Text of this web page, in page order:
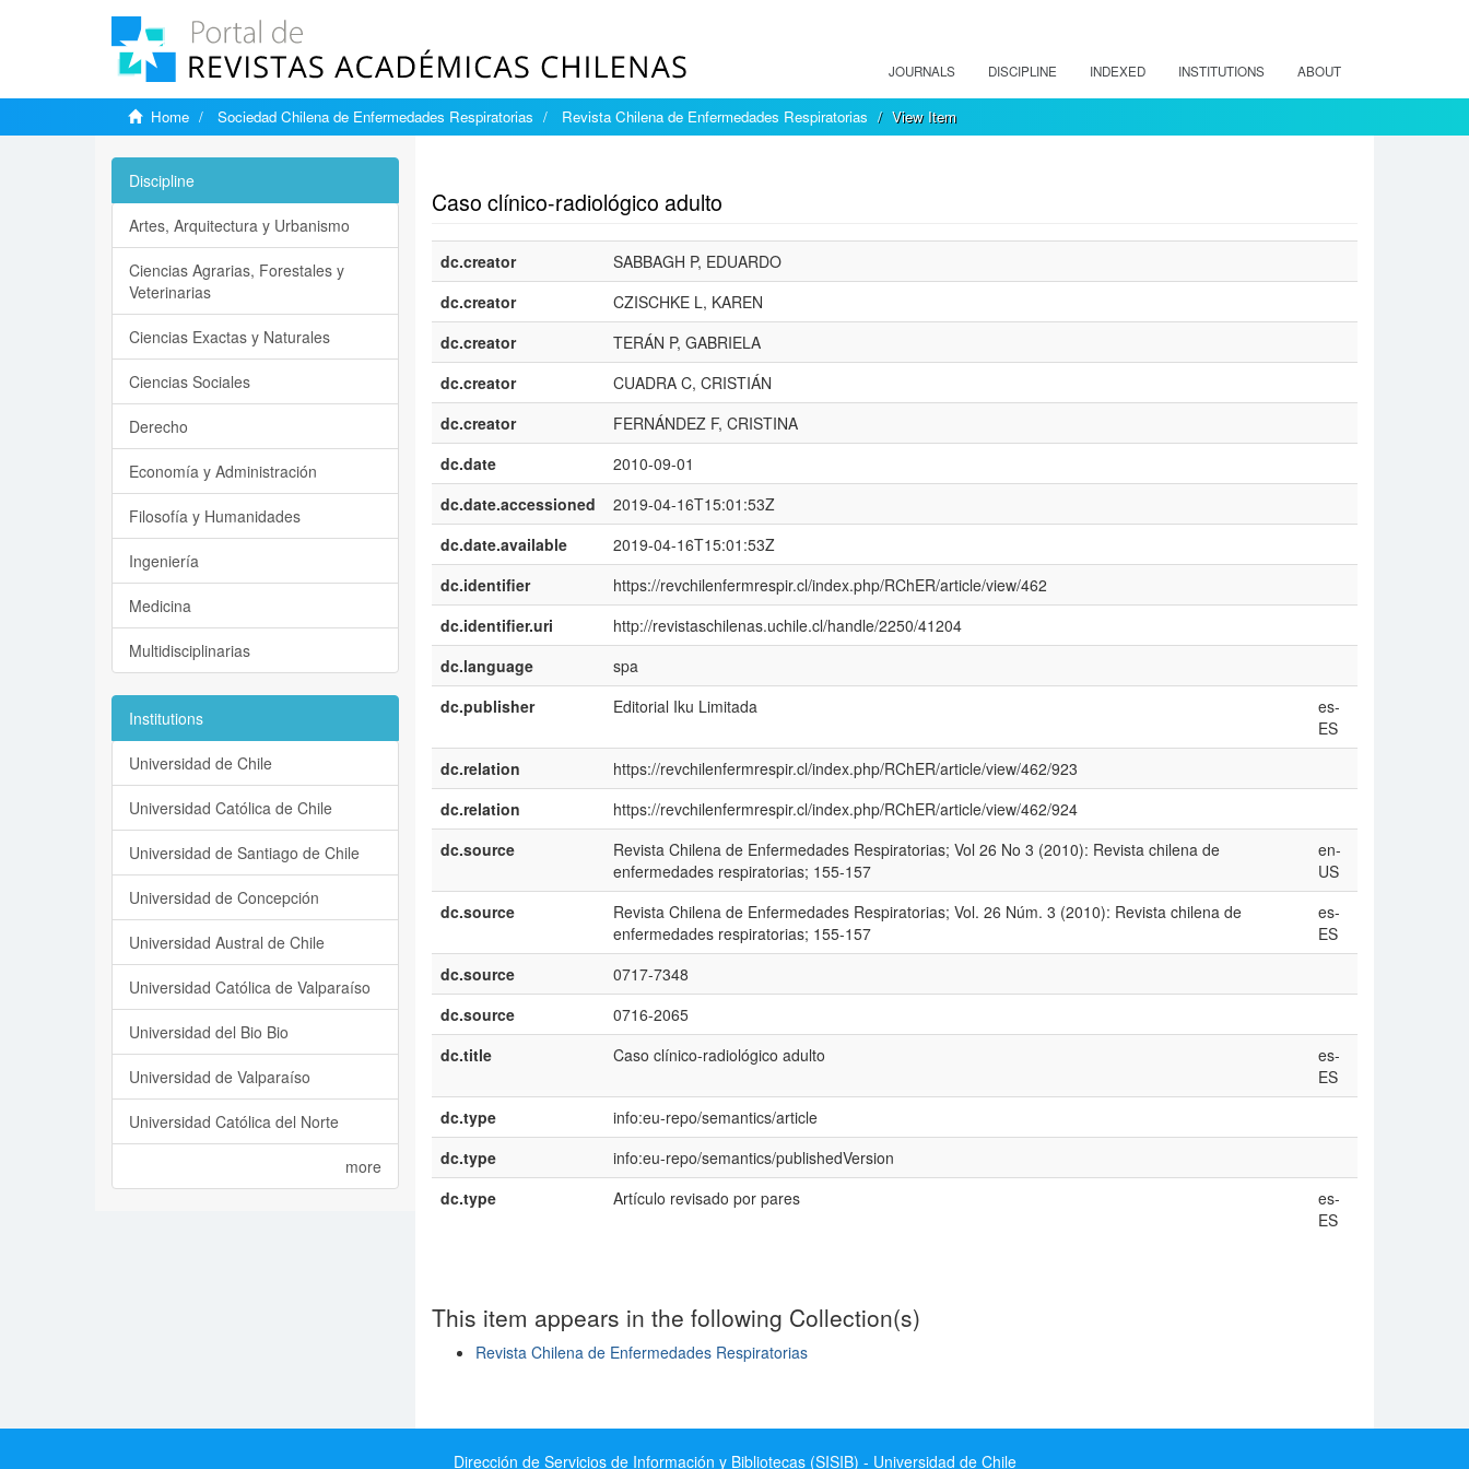
JOURNALS DISCIPLINE INDEXED INSTITUTIONS ABOUT
Home Sociedad Chilena de Enfermedades Respiratorias Revista Chilena de Enfermedades Respiratorias View Item
Caso clínico-radiológico adulto
dc.creator
SABBAGH P, EDUARDO
dc.creator
CZISCHKE L, KAREN
dc.creator
TERÁN P, GABRIELA
dc.creator
CUADRA C, CRISTIÁN
dc.creator
FERNÁNDEZ F, CRISTINA
dc.date
2010-09-01
dc.date.accessioned
2019-04-16T15:01:53Z
dc.date.available
2019-04-16T15:01:53Z
dc.identifier
https://revchilenfermrespir.cl/index.php/RChER/article/view/462
dc.identifier.uri
http://revistaschilenas.uchile.cl/handle/2250/41204
dc.language
spa
dc.publisher
Editorial Iku Limitada
es-
ES
dc.relation
https://revchilenfermrespir.cl/index.php/RChER/article/view/462/923
dc.relation
https://revchilenfermrespir.cl/index.php/RChER/article/view/462/924
dc.source
Revista Chilena de Enfermedades Respiratorias; Vol 26 No 3 (2010): Revista chilena de
enfermedades respiratorias; 155-157
en-
US
dc.source
Revista Chilena de Enfermedades Respiratorias; Vol. 26 Núm. 3 (2010): Revista chilena de
enfermedades respiratorias; 155-157
es-
ES
dc.source
0717-7348
dc.source
0716-2065
dc.title
Caso clínico-radiológico adulto
es-
ES
dc.type
info:eu-repo/semantics/article
dc.type
info:eu-repo/semantics/publishedVersion
dc.type
Artículo revisado por pares
es-
ES
This item appears in the following Collection(s)
Revista Chilena de Enfermedades Respiratorias
Discipline
Artes, Arquitectura y Urbanismo
Ciencias Agrarias, Forestales y
Veterinarias
Ciencias Exactas y Naturales
Ciencias Sociales
Derecho
Economía y Administración
Filosofía y Humanidades
Ingeniería
Medicina
Multidisciplinarias
Institutions
Universidad de Chile
Universidad Católica de Chile
Universidad de Santiago de Chile
Universidad de Concepción
Universidad Austral de Chile
Universidad Católica de Valparaíso
Universidad del Bio Bio
Universidad de Valparaíso
Universidad Católica del Norte
more
Dirección de Servicios de Información y Bibliotecas (SISIB) - Universidad de Chile